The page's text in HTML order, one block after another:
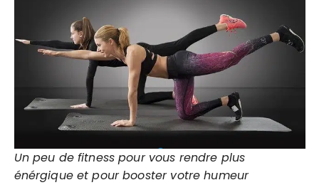
Un peu de fitness pour vous rendre plus
énérgique et pour booster votre humeur